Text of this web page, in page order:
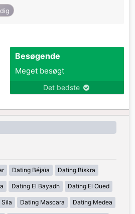
Besøgende
Meget besøgt
Det bedste
Dating Béjaïa Dating Biskra
Dating El Bayadh Dating El Oued
Sila Dating Mascara Dating Medea